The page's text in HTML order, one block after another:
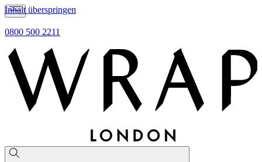
Inhalt überspringen
0800 500 2211